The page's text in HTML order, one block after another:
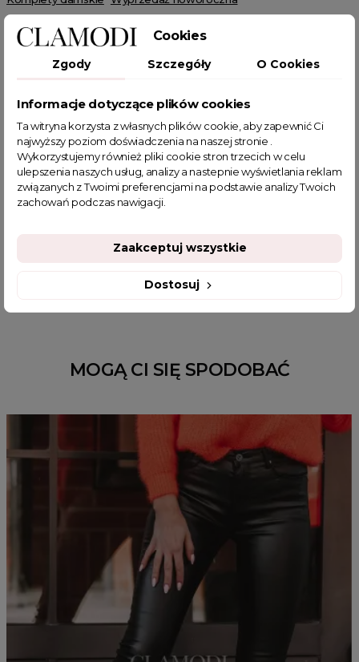
POWIĄZANE TAGI
sweter swetry oversize sweter damski
swetry damskie
komplety damskie
czapka damskie
czapka i szalik damski
jesienne stylizacje
sklep z odzieżą damską
bluzeczki z długim rękawem
jesienne stylizacje do pracy
garderoba kapsułowa
MOGĄ CI SIĘ SPODOBAĆ
Cookies
Zgody Szczegóły O Cookies
Informacje dotyczące plików cookies
Ta witryna korzysta z własnych plików cookie, aby zapewnić Ci
najwyższy poziom doświadczenia na naszej stronie .
Wykorzystujemy również pliki cookie stron trzecich w celu
ulepszenia naszych usług, analizy a nastepnie wyświetlania reklam
związanych z Twoimi preferencjami na podstawie analizy Twoich
zachowań podczas nawigacji.
Dostosuj
Zaakceptuj wszystkie